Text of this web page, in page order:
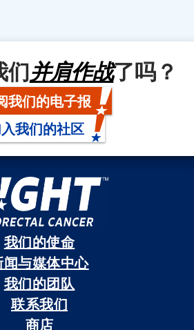
们并肩作战了吗？
我们的电子报
我们的社区
我们的使命
闻与媒体中心
我们的团队
联系我们
商店